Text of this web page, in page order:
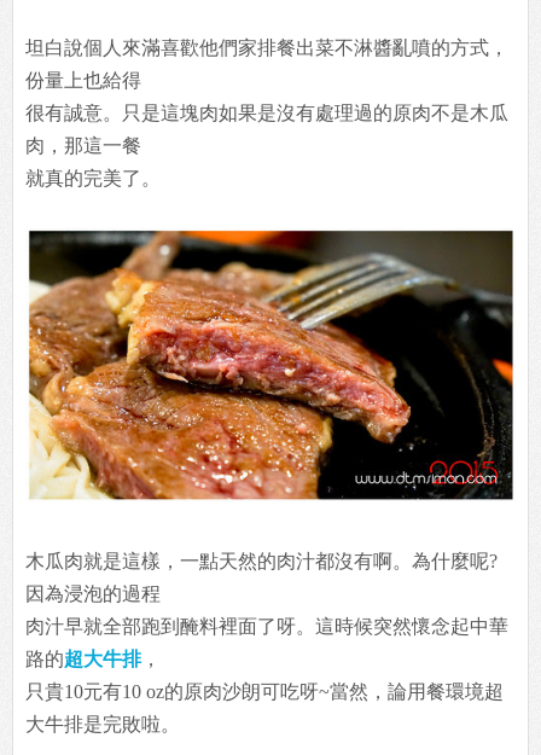
坦白說個人來滿喜歡他們家排餐出菜不淋醬亂噴的方式，
份量上也給得
很有誠意。只是這塊肉如果是沒有處理過的原肉不是木瓜
肉，那這一餐
就真的完美了。
木瓜肉就是這樣，一點天然的肉汁都沒有啊。為什麼呢?
因為浸泡的過程
肉汁早就全部跑到醃料裡面了呀。這時候突然懷念起中華
路的超大牛排，
只貴10元有10 oz的原肉沙朗可吃呀~當然，論用餐環境超
大牛排是完敗啦。